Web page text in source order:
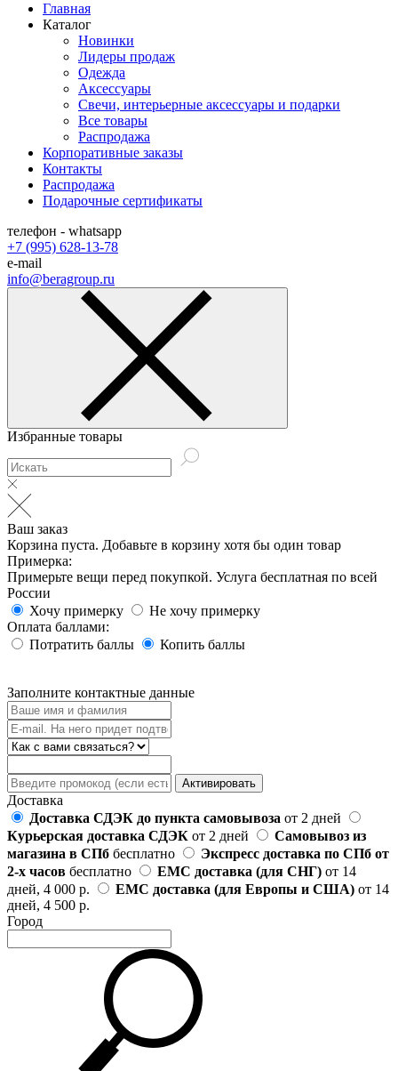
Главная
Каталог
Новинки
Лидеры продаж
Одежда
Аксессуары
Cвечи, интерьерные аксессуары и подарки
Все товары
Распродажа
Корпоративные заказы
Контакты
Распродажа
Подарочные сертификаты
телефон - whatsapp
+7 (995) 628-13-78
e-mail
info@beragroup.ru
Избранные товары
Ваш заказ
Корзина пуста. Добавьте в корзину хотя бы один товар
Примерка:
Примерьте вещи перед покупкой. Услуга бесплатная по всей
России
Хочу примерку
Не хочу примерку
Оплата баллами:
Потратить баллы
Копить баллы
Заполните контактные данные
Активировать
Доставка
Доставка СДЭК до пункта самовывоза от 2 дней
Курьерская доставка СДЭК от 2 дней
Самовывоз из
магазина в СПб бесплатно
Экспресс доставка по СПб от
2-х часов бесплатно ЕМС доставка (для СНГ) от 14
дней, 4 000 р.
ЕМС доставка (для Европы и США) от 14
дней, 4 500 р.
Город